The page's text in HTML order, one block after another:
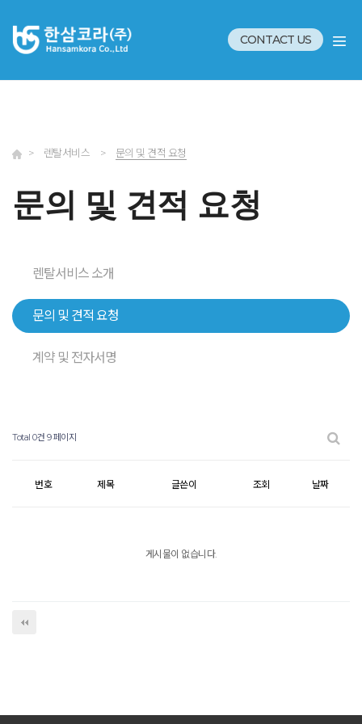
CONTACT US
> 렌탈서비스 > 문의 및 견적 요청
문의 및 견적 요청
렌탈서비스 소개
문의 및 견적 요청
계약 및 전자서명
Total 0건 9 페이지
번호 제목 글쓴이 조회 날짜
게시물이 없습니다.